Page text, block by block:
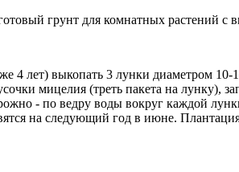
грунт для комнатных растений с
4 лет) выкопать 3 лунки диаметром
мицелия (треть пакета на лунку),
- по ведру воды вокруг каждой
на следующий год в июне.